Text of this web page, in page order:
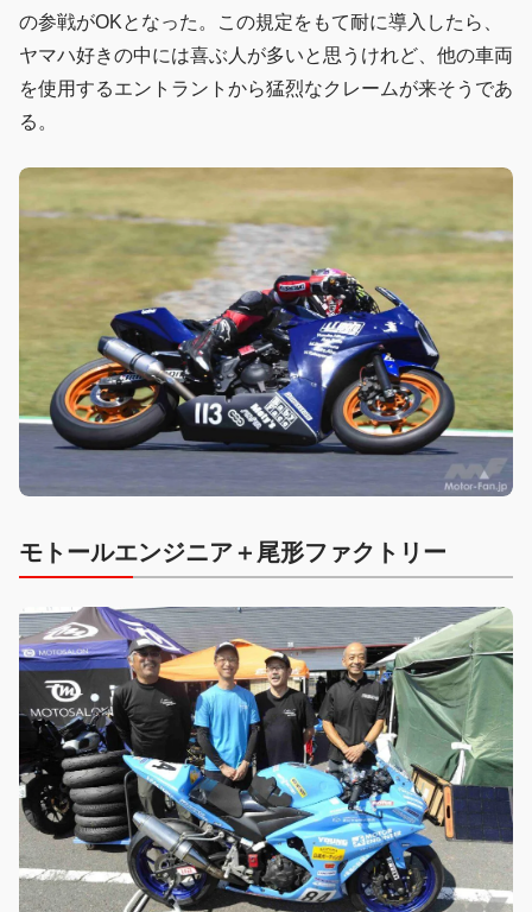
の参戦がOKとなった。この規定をもて耐に導入したら、
ヤマハ好きの中には喜ぶ人が多いと思うけれど、他の車両
を使用するエントラントから猛烈なクレームが来そうであ
る。
モトールエンジニア＋尾形ファクトリー